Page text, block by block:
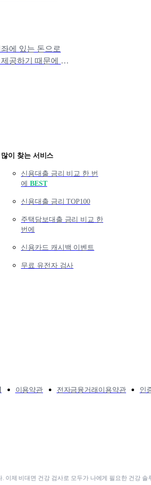
에 있는 돈으로
공하기 때문에 신
많이 찾는 서비스
신용대출 금리 비교 한 번
에 BEST
신용대출 금리 TOP100
주택담보대출 금리 비교 한
번에
신용카드 캐시백 이벤트
무료 유전자 검사
이용약관 전자금융거래이용약관 인
제 비대면 건강 검사로 모두가 나에게 필요한 건강 솔